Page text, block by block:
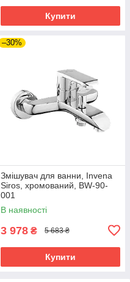
Купити
–30%
Змішувач для ванни, Invena
Siros, хромований, BW-90-
001
В наявності
3 978 ₴ 5 683 ₴
Купити